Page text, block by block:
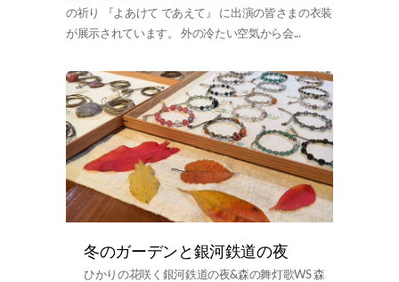
の祈り 『よあけて であえて』 に出演の皆さまの衣装
が展示されています。 外の冷たい空気から会...
冬のガーデンと銀河鉄道の夜
ひかりの花咲く銀河鉄道の夜&森の舞灯歌WS 森